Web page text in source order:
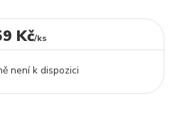
Kč/ks
není k dispozici